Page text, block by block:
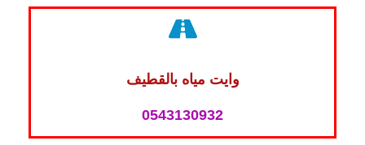
وايت مياه بالقطيف
0543130932